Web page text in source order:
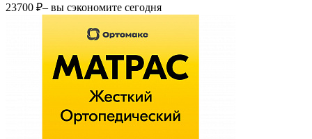
23700 ₽– вы сэкономите сегодня